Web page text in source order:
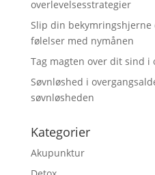
overlevelsesstrategier
Slip din
følelser med nymånen
Tag magten over dit sind i
Søvnløshed i
søvnløsheden
Kategorier
Akupunktur